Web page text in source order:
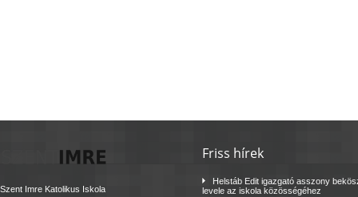
Szent Imre Katolikus Iskola
Friss hírek
Helstáb Edit igazgató asszony
levele az iskola közösségéhez